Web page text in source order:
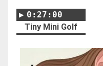
0:27:00
Tiny Mini Golf